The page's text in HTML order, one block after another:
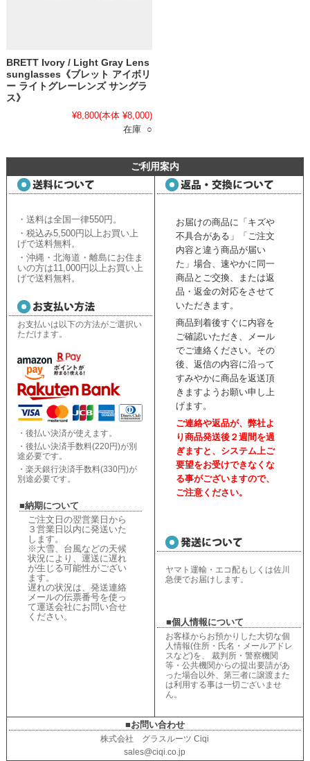
BRETT Ivory / Light Gray Lens
sunglasses《ブレット アイボリ
ー ライトグレーレンズ サングラ
ス》
¥8,800(本体 ¥8,000)
在庫 ○
ご利用案内
・送料は全国一律550円。
・税込み5,500円以上お買い上
げで送料無料。
・沖縄・北海道・離島にお住ま
いの方は11,000円以上お買い上
げで送料無料。
お支払いは以下の方法がご選択い
ただけます。
・後払い決済が使えます。
・後払い決済手数料(220円)が別
途必要です。
・楽天銀行決済手数料(330円)が
別途必要です。
■納期について
ご注文日の翌営業日から
３営業日以内に発送いた
します。
※大雪、台風などの天候
状況により、 運送に遅れ
が生じる可能性がござい
ます。
遅れの状況は、 発送連絡
メールの伝票番号を使っ
て運送会社にお問い合せ
ください。
お届けの商品に「キズや
不具合がある」「ご注文
内容と違う商品が届い
た」場合、速やかに同一
商品とご交換、または返
品・返金の対応をさせて
いただきます。
商品到着後すぐに内容を
ご確認いただき、
メール
でご連絡ください。 その
後、返信の内容に沿って
すみやかに商品を返送頂
きますようお願い申し上
げます。
ご連絡や返品が、弊社よ
り商品発送後２週間を過
ぎますと、 システム上ご
要望をお受けできなくな
る事がございますので、
ご注意ください。
ヤマト運輸・エコ配もしくは佐川
急便でお届けします。
■個人情報について
お客様からお預かりした大切な個
人情報(住所・氏名・メールアドレ
スなど)を、 裁判所・警察機関
等・公共機関からの提出要請があ
った場合以外、第三者に譲渡また
は利用する事は一切ございませ
ん。
■お問い合わせ
株式会社 グラスルーツ Ciqi
sales@ciqi.co.jp